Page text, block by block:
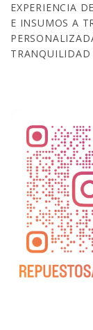
EXPERIENCIA
E INSUMOS A
TRANQUILIDAD